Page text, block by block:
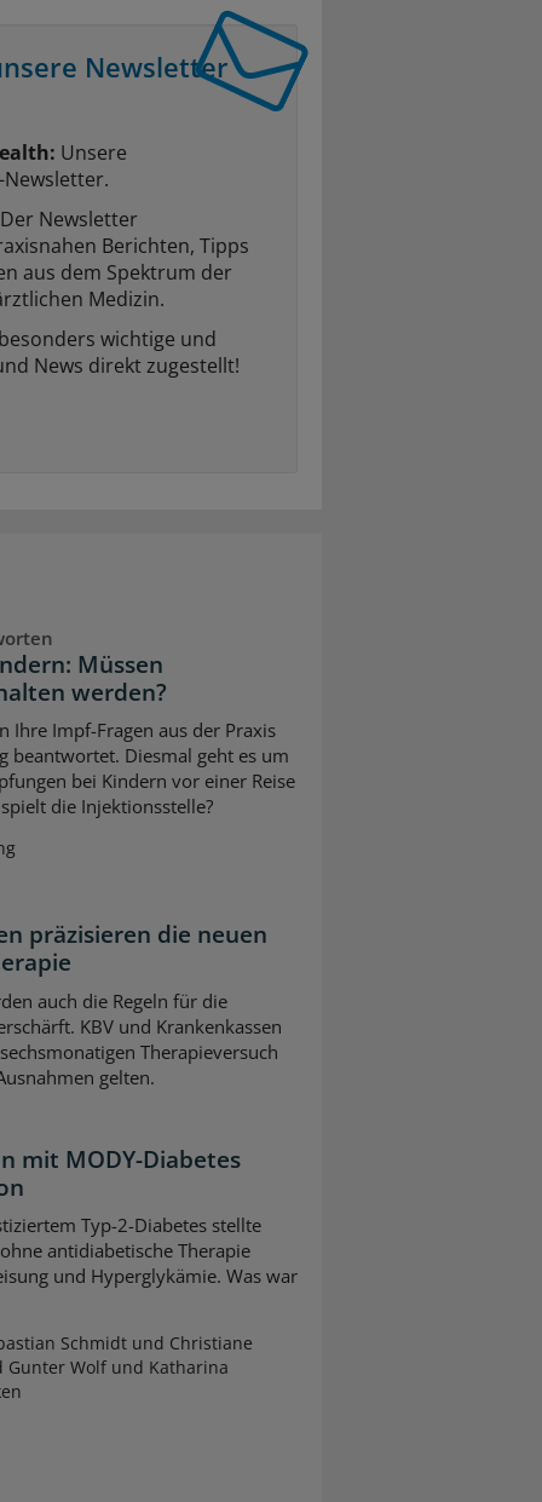
Newsletter
Unsere
Newsletter
Berichten, Tipps
aus dem Spektrum der
Medizin.
wichtige und
News direkt zugestellt!
Müssen
werden?
Ihre Impf-Fragen aus der Praxis
beantwortet. Diesmal geht es um
bei Kindern vor einer Reise
die Injektionsstelle?
präzisieren die neuen
auch die Regeln für die
KBV und Krankenkassen
Therapieversuch
gelten.
mit MODY-Diabetes
Typ-2-Diabetes stellte
antidiabetische Therapie
und Hyperglykämie. Was war
Schmidt und Christiane
Wolf und Katharina